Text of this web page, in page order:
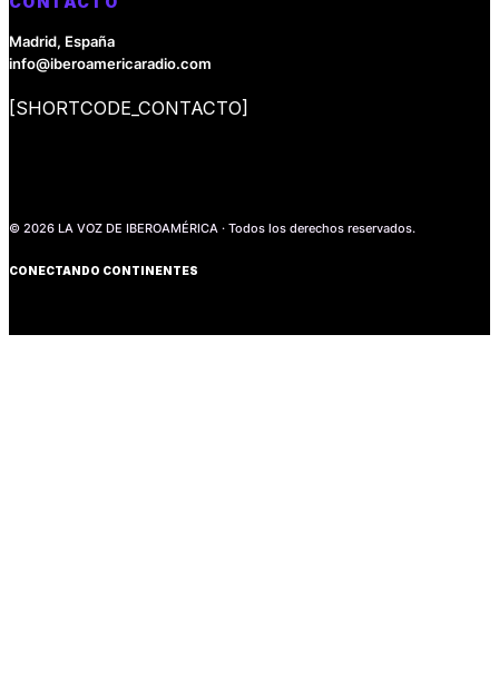
Madrid, España
info@iberoamericaradio.com
[SHORTCODE_CONTACTO]
© 2026 LA VOZ DE IBEROAMÉRICA · Todos los derechos reservados.
CONECTANDO CONTINENTES